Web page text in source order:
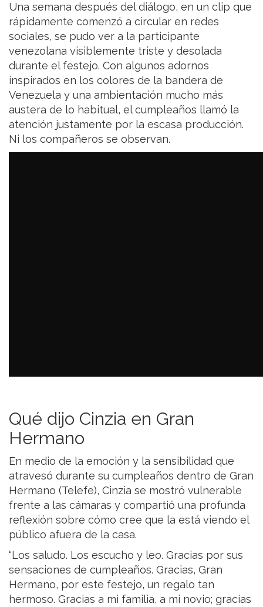
Una semana después del diálogo, en un clip que
rápidamente comenzó a circular en redes
sociales, se pudo ver a la participante
venezolana visiblemente triste y desolada
durante el festejo. Con algunos adornos
inspirados en los colores de la bandera de
Venezuela y una ambientación mucho más
austera de lo habitual, el cumpleaños llamó la
atención justamente por la escasa producción.
Ni los compañeros se observan.
Qué dijo Cinzia en Gran
Hermano
En medio de la emoción y la sensibilidad que
atravesó durante su cumpleaños dentro de Gran
Hermano (Telefe), Cinzia se mostró vulnerable
frente a las cámaras y compartió una profunda
reflexión sobre cómo cree que la está viendo el
público afuera de la casa.
“Los saludo. Los escucho y leo. Gracias por sus
sensaciones de cumpleaños. Gracias, Gran
Hermano, por este festejo, un regalo tan
hermoso. Gracias a mi familia, a mi novio; gracias